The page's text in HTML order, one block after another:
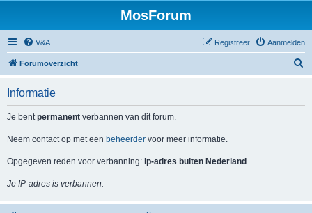
MosForum
V&A Aanmelden
Registreer
Forumoverzicht
Informatie
Je bentpermanent verbannen van dit forum.
Neem contact op met een beheerder voor meer informatie.
Opgegeven reden voor verbanning: ip-adres buiten Nederland
Je IP-adres is verbannen.